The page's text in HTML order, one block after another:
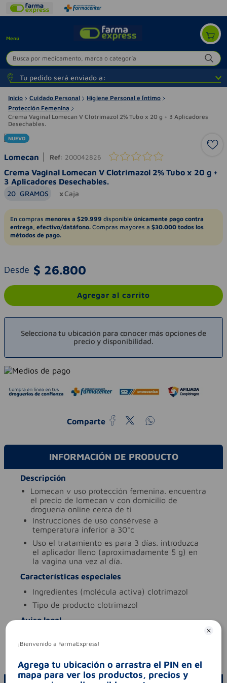
Menú
Busca por medicamento, marca o categoría
Tu pedido será enviado a:
Inicio Cuidado Personal
Higiene Personal e Íntimo
Protección Femenina
Crema Vaginal Lomecan V Clotrimazol 2% Tubo x 20 g + 3 Aplicadores
Desechables.
NUEVO
Lomecan Ref: 200042826
Crema Vaginal Lomecan V Clotrimazol 2% Tubo x 20 g +
3 Aplicadores Desechables.
20 GRAMOS Caja
En compras menores a $29.999 disponible únicamente pago contra
entrega, efectivo/datáfono. Compras mayores a $30.000 todos los
métodos de pago.
Desde $ 26.800
Agregar al carrito
Selecciona tu ubicación para conocer más opciones de
precio y disponibilidad.
Comparte
INFORMACIÓN DE PRODUCTO
Descripción
lomecan v uso protección femenina. encuentra
el precio de lomecan v con domicilio de
droguería online cerca de ti
instrucciones de uso consérvese a
temperatura inferior a 30°c
uso el tratamiento es para 3 días. introduzca
el aplicador lleno (aproximadamente 5 g) en
la vagina una vez al día.
Características especiales
ingredientes (molécula activa) clotrimazol
tipo de producto clotrimazol
Aviso legal
componentes de la formula
¡Bienvenido a FarmaExpress!
Agrega tu ubicación o arrastra el PIN en el
mapa para ver los productos, precios y